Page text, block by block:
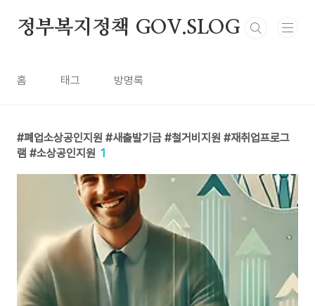
정부복지정책 GOV.SLOG
홈 태그 방명록
폐업소상공인지원 #새출발기금 #철거비지원 #재취업프로그
램 #소상공인지원 1